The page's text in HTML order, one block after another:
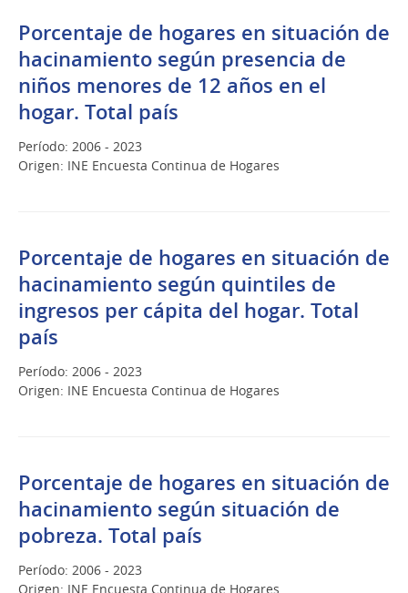
Porcentaje de hogares en situación de
hacinamiento según presencia de
niños menores de 12 años en el
hogar. Total país
Período: 2006 - 2023
Origen: INE Encuesta Continua de Hogares
Porcentaje de hogares en situación de
hacinamiento según quintiles de
ingresos per cápita del hogar. Total
país
Período: 2006 - 2023
Origen: INE Encuesta Continua de Hogares
Porcentaje de hogares en situación de
hacinamiento según situación de
pobreza. Total país
Período: 2006 - 2023
Origen: INE Encuesta Continua de Hogares